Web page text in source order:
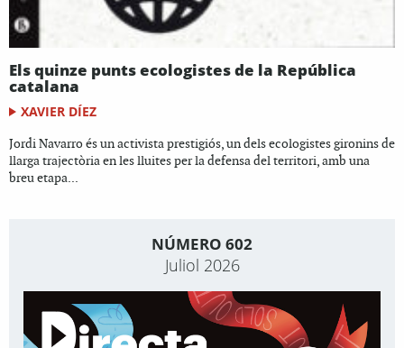
Els quinze punts ecologistes de la República
catalana
XAVIER DÍEZ
Jordi Navarro és un activista prestigiós, un dels ecologistes gironins de
llarga trajectòria en les lluites per la defensa del territori, amb una
breu etapa...
NÚMERO 602
Juliol 2026